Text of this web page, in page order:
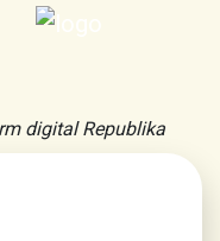
digital Republika